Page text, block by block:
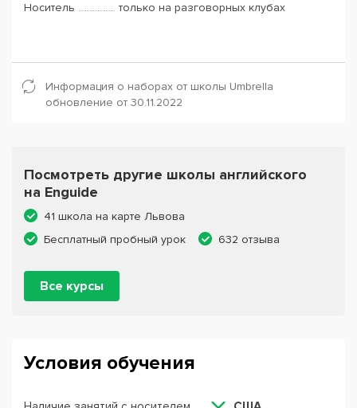
Носитель
только на разговорных клубах
Информация о наборах от школы Umbrella
обновление от 30.11.2022
Посмотреть другие школы английского
на Enguide
41 школа на карте Львова
Бесплатный пробный урок
632 отзыва
Все курсы
Условия обучения